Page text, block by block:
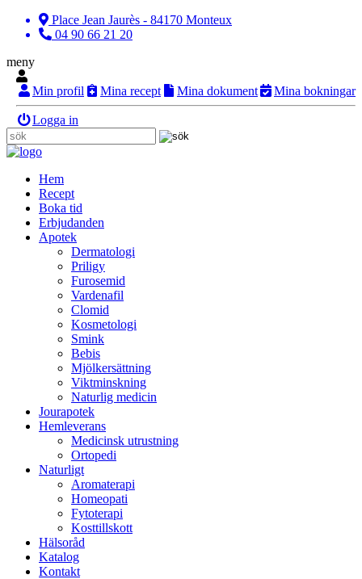
Place Jean Jaurès - 84170 Monteux
04 90 66 21 20
meny
Min profil Mina recept Mina dokument Mina bokningar
Logga in
Hem
Recept
Boka tid
Erbjudanden
Apotek
Dermatologi
Priligy
Furosemid
Vardenafil
Clomid
Kosmetologi
Smink
Bebis
Mjölkersättning
Viktminskning
Naturlig medicin
Jourapotek
Hemleverans
Medicinsk utrustning
Ortopedi
Naturligt
Aromaterapi
Homeopati
Fytoterapi
Kosttillskott
Hälsoråd
Katalog
Kontakt